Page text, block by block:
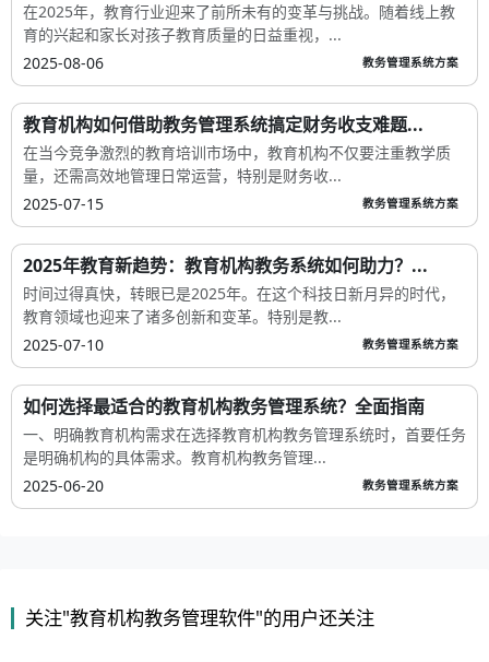
在2025年，教育行业迎来了前所未有的变革与挑战。随着线上教
育的兴起和家长对孩子教育质量的日益重视，...
2025-08-06
教务管理系统方案
教育机构如何借助教务管理系统搞定财务收支难题...
在当今竞争激烈的教育培训市场中，教育机构不仅要注重教学质
量，还需高效地管理日常运营，特别是财务收...
2025-07-15
教务管理系统方案
2025年教育新趋势：教育机构教务系统如何助力？...
时间过得真快，转眼已是2025年。在这个科技日新月异的时代，
教育领域也迎来了诸多创新和变革。特别是教...
2025-07-10
教务管理系统方案
如何选择最适合的教育机构教务管理系统？全面指南
一、明确教育机构需求在选择教育机构教务管理系统时，首要任务
是明确机构的具体需求。教育机构教务管理...
2025-06-20
教务管理系统方案
关注"教育机构教务管理软件"的用户还关注